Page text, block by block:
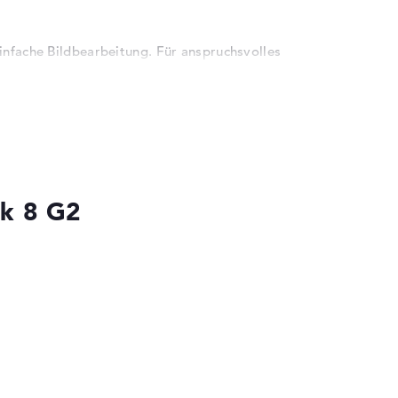
Bildbearbeitung. Für anspruchsvolles
über Thunderbolt 4 und HDMI 2.1
Tastatur und HP Tamper
für Business-Umgebungen.
8 G2